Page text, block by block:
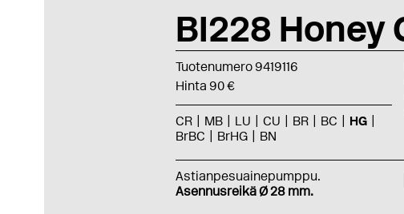
BI228 Honey
Tuotenumero 9419116
Hinta 90 €
CR MB LU CU BR BC
HG
BrBC
BrHG BN
Astianpesuainepumppu.
Asennusreikä Ø 28 mm.